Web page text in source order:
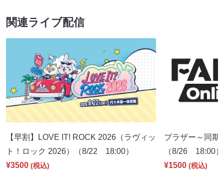
関連ライブ配信
【早割】LOVE IT! ROCK 2026（ラヴィッ
ト！ロック 2026）（8/22 18:00）
¥3500 (税込)
ブラザー～同期
（8/26 18:00）
¥1500 (税込)